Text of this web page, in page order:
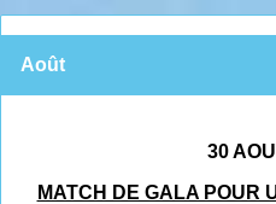
Août
30
MATCH DE GALA POUR